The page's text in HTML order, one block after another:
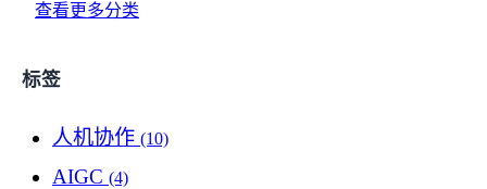
查看更多分类
标签
人机协作 (10)
AIGC (4)